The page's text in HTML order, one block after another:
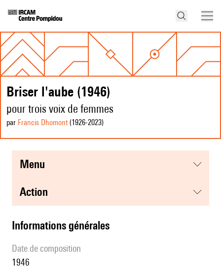
Briser l'aube (1946)
pour trois voix de femmes
par Francis Dhomont(1926-2023)
menu
action
informations générales
date de composition
1946